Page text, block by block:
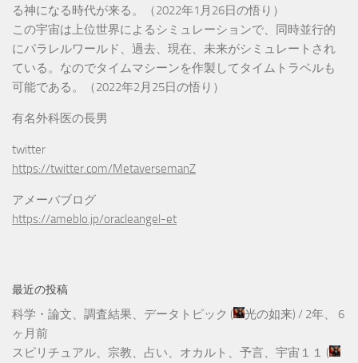
る神になる時代が来る。（2022年1月26日の悟り）
この宇宙は上位世界によるシミュレーションで、同時並行的
にパラレルワールド、過去、現在、未来がシミュレートされ
ている。なのでタイムマシーンを作製してタイムトラベルも
可能である。（2022年2月25日の悟り）
有名外科医の長男
twitter
https://twitter.com/MetaversemanZ
アメーバブログ
https://ameblo.jp/oracleangel-et
最近の投稿
科学・論文、調査結果、データトピック ( 光の如来) / 2年、 6
ヶ月前
スピリチュアル、宗教、占い、オカルト、予言、宇宙１１ (